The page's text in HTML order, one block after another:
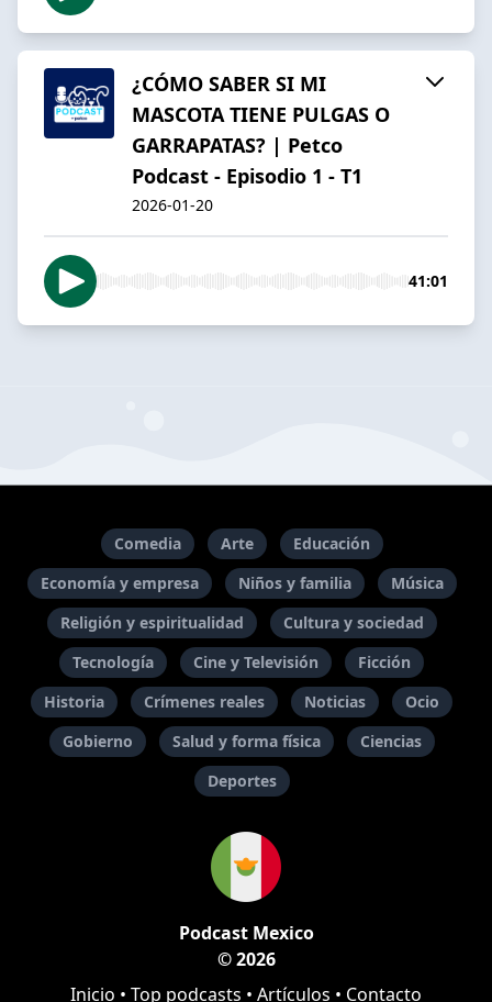
¿CÓMO SABER SI MI
MASCOTA TIENE PULGAS O
GARRAPATAS? | Petco
Podcast - Episodio 1 - T1
2026-01-20
41:01
Comedia Arte
Educación
Economía y empresa
Niños y familia
Música
Religión y espiritualidad
Cultura y sociedad
Tecnología
Cine y Televisión
Ficción
Historia
Crímenes reales Noticias
Ocio
Gobierno
Salud y forma física
Ciencias
Deportes
Podcast Mexico
© 2026
Inicio • Top podcasts • Artículos • Contacto